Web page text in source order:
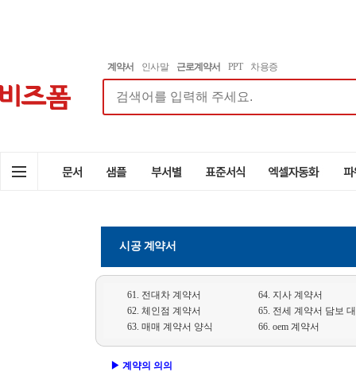
계약서 인사말 근로계약서 PPT 차용증
시공 계약서
61. 전대차 계약서
64. 지사 계약서
62. 체인점 계약서
65. 전세 계약서 담보
63. 매매 계약서 양식
66. oem 계약서
▶ 계약의 의의